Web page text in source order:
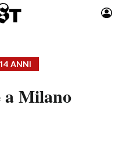
Moda
14 ANNI
a Milano